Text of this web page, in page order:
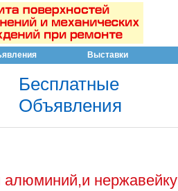
Выставки
Бесплатные
Объявления
нержавейку